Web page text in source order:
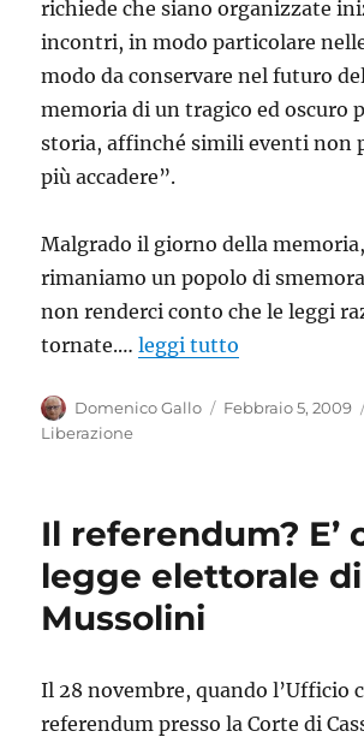
richiede che siano organizzate
incontri, in modo particolare
modo da conservare nel futuro
memoria di un tragico ed oscuro
storia, affinché simili eventi non
più accadere”.
Malgrado il giorno della
rimaniamo un popolo di
non renderci conto che le leggi
tornate.…leggi tutto
Autore
Domenico Gallo
Pubblicato
Febbraio 5, 2009
Liberazione
Il referendum? E’
legge elettorale di
Mussolini
Il 28 novembre, quando l’Ufficio
referendum presso la Corte di